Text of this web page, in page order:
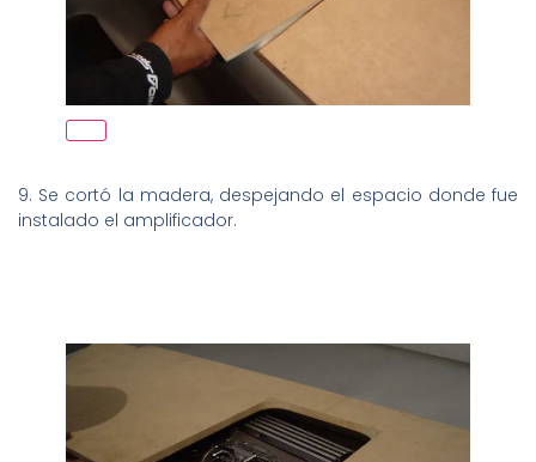
9. Se cortó la madera, despejando el espacio donde fue
instalado el amplificador.